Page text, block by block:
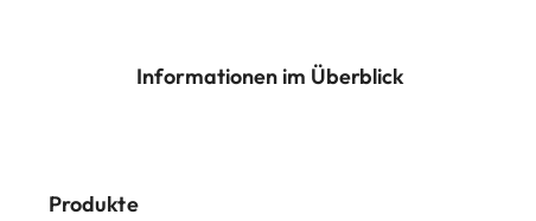
Informationen im Überblick
Produkte